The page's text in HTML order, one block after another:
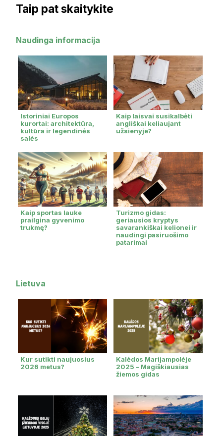
Taip pat skaitykite
Naudinga informacija
Istoriniai Europos
kurortai: architektūra,
kultūra ir legendinės
salės
Kaip laisvai susikalbėti
angliškai keliaujant
užsienyje?
Kaip sportas lauke
prailgina gyvenimo
trukmę?
Turizmo gidas:
geriausios kryptys
savarankiškai kelionei ir
naudingi pasiruošimo
patarimai
Lietuva
Kur sutikti naujuosius
2026 metus?
Kalėdos Marijampolėje
2025 – Magiškiausias
žiemos gidas